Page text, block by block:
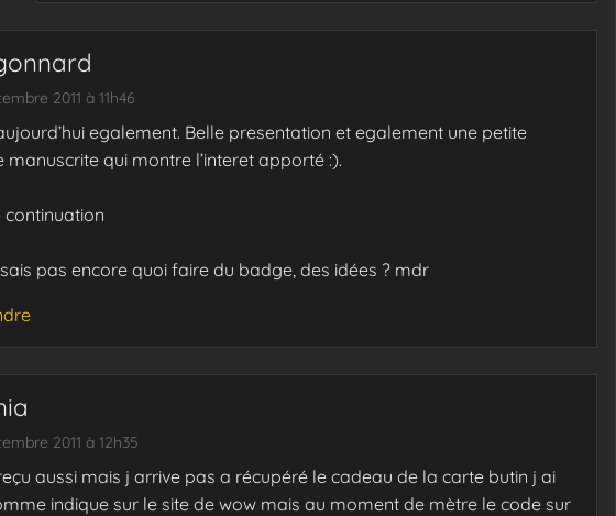
2011 à 11h46
egalement. Belle presentation et egalement une petite
manuscrite qui montre l’interet apporté :).
continuation
sais pas encore quoi faire du badge, des idées ? mdr
2011 à 12h35
aussi mais j arrive pas a récupéré le cadeau de la carte butin j ai
indique sur le site de wow mais au moment de mètre le code sur